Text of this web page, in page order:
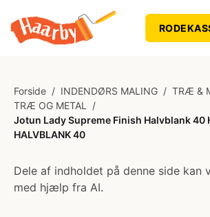
Forside / INDENDØRS MALING / TRÆ &
TRÆ OG METAL
/
Jotun Lady Supreme Finish Halvblank 40
HALVBLANK 40
Dele af indholdet på denne side kan
med hjælp fra AI.